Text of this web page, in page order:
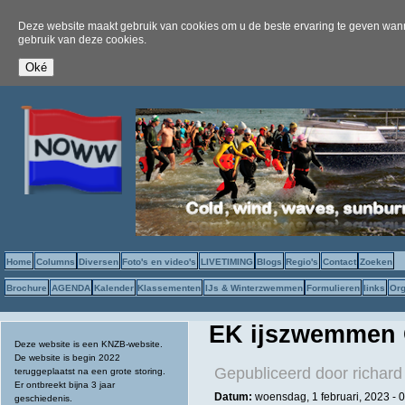
Deze website maakt gebruik van cookies om u de beste ervaring te geven
gebruik van deze cookies.
Home Columns Diversen Foto's en video's LIVETIMING Blogs Regio's Contact Zoeken
Brochure AGENDA Kalender Klassementen IJs & Winterzwemmen Formulieren links
Deze website is een KNZB-website.
De website is begin 2022
teruggeplaatst na een grote storing.
Er ontbreekt bijna 3 jaar
geschiedenis.
EK ijszwemmen
Gepubliceerd door
Datum: woensdag, 1 februari, 2023 -